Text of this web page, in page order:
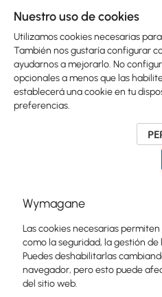
Ubiquiti Mikrotik
UniFi Switching
Skip
product
list
Ubiquiti
Mikrotik
WiFi
Antenas
Nuestro uso de cookies
Utilizamos cookies necesarias
También nos gustaría configurar
ayudarnos a mejorarlo. No
opcionales a menos que las
establecerá una cookie en tu
preferencias.
Wymagane
Las cookies necesarias
como la seguridad, la gestión de
Puedes deshabilitarlas
navegador, pero esto puede
del sitio web.